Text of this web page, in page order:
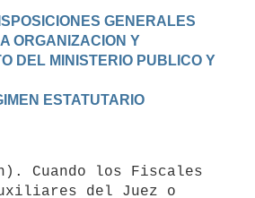
GENERALES
ORGANIZACION Y
DEL MINISTERIO PUBLICO Y
ESTATUTARIO
del Juez o